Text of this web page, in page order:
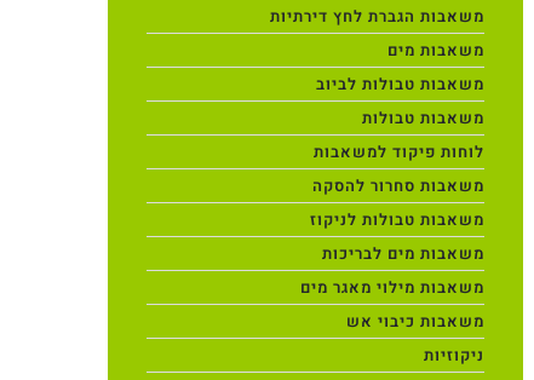
משאבות הגברת לחץ דירתיות
משאבות מים
משאבות טבולות לביוב
משאבות טבולות
לוחות פיקוד למשאבות
משאבות סחרור להסקה
משאבות טבולות לניקוז
משאבות מים לבריכות
משאבות מילוי מאגר מים
משאבות כיבוי אש
ניקוזיות